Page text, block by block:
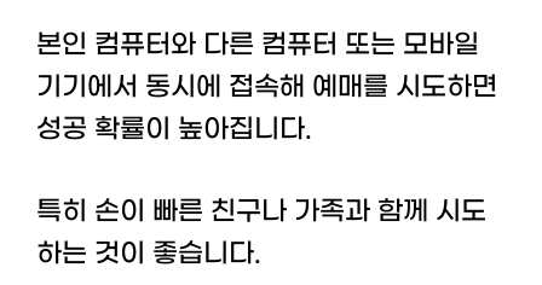
본인 컴퓨터와 다른 컴퓨터 또는 모바일
기기에서 동시에 접속해 예매를 시도하면
성공 확률이 높아집니다.
특히 손이 빠른 친구나 가족과 함께 시도
하는 것이 좋습니다.